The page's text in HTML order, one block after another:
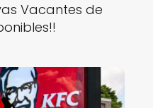
Vacantes de